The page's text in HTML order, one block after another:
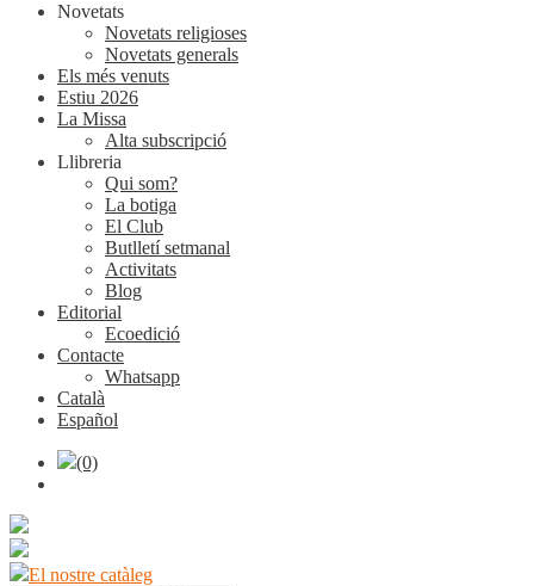
Novetats
Novetats religioses
Novetats generals
Els més venuts
Estiu 2026
La Missa
Alta subscripció
Llibreria
Qui som?
La botiga
El Club
Butlletí setmanal
Activitats
Blog
Editorial
Ecoedició
Contacte
Whatsapp
Català
Español
(0)
El nostre catàleg